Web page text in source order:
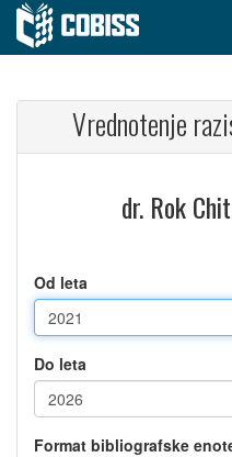
Vrednotenje
dr. Rok
Od leta
Do leta
Format bibliografske